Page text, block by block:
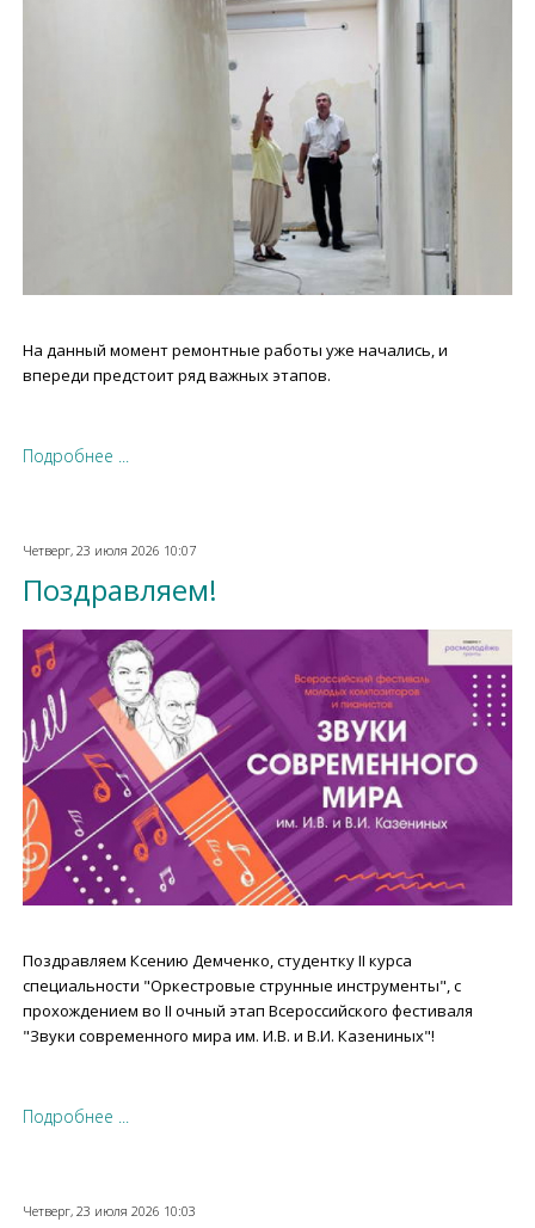
На данный момент ремонтные работы уже начались, и
впереди предстоит ряд важных этапов.
Подробнее ...
Четверг, 23 июля 2026 10:07
Поздравляем!
Поздравляем Ксению Демченко, студентку II курса
специальности "Оркестровые струнные инструменты", с
прохождением во II очный этап Всероссийского фестиваля
"Звуки современного мира им. И.В. и В.И. Казениных"!
Подробнее ...
Четверг, 23 июля 2026 10:03